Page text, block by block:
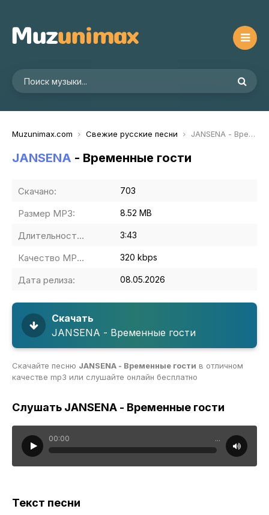
Muzunimax.com Свежие русские песни JANSENA - Временные гости
JANSENA - Временные гости
Скачано: 703
Размер MP3: 8.52 MB
Длительность MP3: 3:43
Качество MP3: 320 kbps
Дата релиза: 08.05.2026
Скачать
JANSENA - Временные гости
Скачайте песню JANSENA - Временные гости в отличном
качестве mp3 или слушайте онлайн бесплатно
Слушать JANSENA - Временные гости
00:00 ...
Текст песни